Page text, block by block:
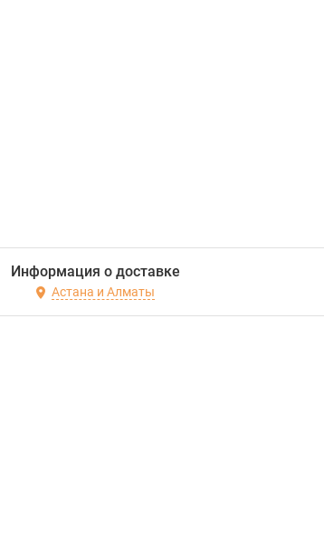
Информация о доставке
Астана и Алматы